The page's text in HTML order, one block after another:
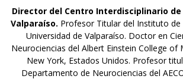
Director del Centro Interdisciplinario
Valparaíso. Profesor Titular del Instituto de
Universidad de Valparaíso. Doctor en
Neurociencias del Albert Einstein College of
New York, Estados Unidos. Profesor
Departamento de Neurociencias del